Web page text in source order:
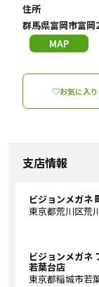
住所
群馬県富岡市富
MAP
♡お気に入
支店情報
ビジョンメガネ
東京都荒川区荒
ビジョンメガネ
若葉台店
東京都稲城市若